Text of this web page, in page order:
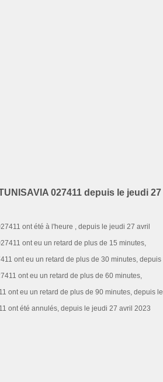
027411 depuis le jeudi 27
ont été à l'heure , depuis le jeudi 27 avril
ont eu un retard de plus de 15 minutes,
ont eu un retard de plus de 30 minutes, depuis
ont eu un retard de plus de 60 minutes,
ont eu un retard de plus de 90 minutes, depuis le
ont été annulés, depuis le jeudi 27 avril 2023